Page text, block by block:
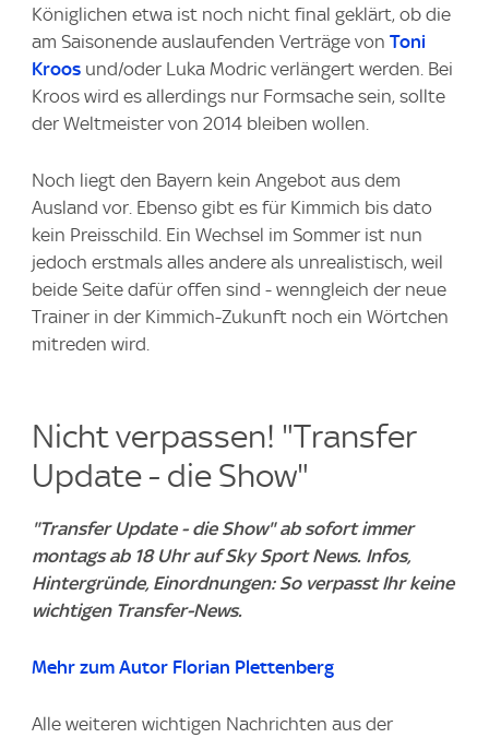
Königlichen etwa ist noch nicht final geklärt, ob die
am Saisonende auslaufenden Verträge von Toni
Kroos und/oder Luka Modric verlängert werden. Bei
Kroos wird es allerdings nur Formsache sein, sollte
der Weltmeister von 2014 bleiben wollen.
Noch liegt den Bayern kein Angebot aus dem
Ausland vor. Ebenso gibt es für Kimmich bis dato
kein Preisschild. Ein Wechsel im Sommer ist nun
jedoch erstmals alles andere als unrealistisch, weil
beide Seite dafür offen sind - wenngleich der neue
Trainer in der Kimmich-Zukunft noch ein Wörtchen
mitreden wird.
Nicht verpassen! "Transfer
Update - die Show"
"Transfer Update - die Show" ab sofort immer
montags ab 18 Uhr auf Sky Sport News. Infos,
Hintergründe, Einordnungen: So verpasst Ihr keine
wichtigen Transfer-News.
Mehr zum Autor Florian Plettenberg
Alle weiteren wichtigen Nachrichten aus der